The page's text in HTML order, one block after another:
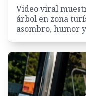
Video viral
árbol en zona
asombro, humor